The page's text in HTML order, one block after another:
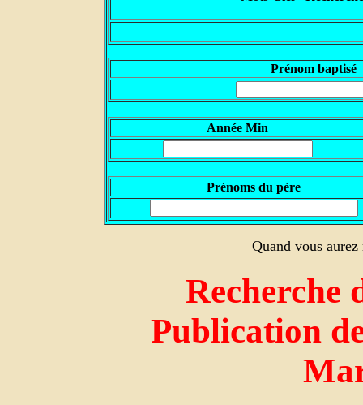
Prénom baptisé
Année Min
Prénoms du père
Quand vous
Recherche
Publication